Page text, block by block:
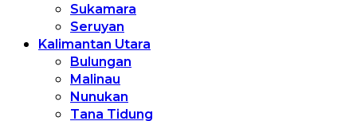
Sukamara
Seruyan
Kalimantan Utara
Bulungan
Malinau
Nunukan
Tana Tidung